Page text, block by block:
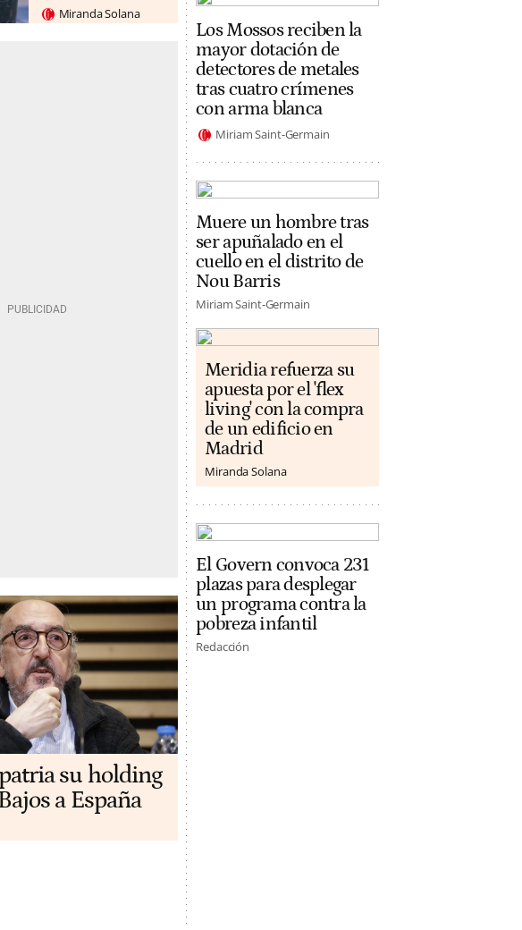
Miranda Solana
su holding
a España
Los Mossos reciben la
mayor dotación de
detectores de metales
tras cuatro crímenes
con arma blanca
Miriam Saint-Germain
Muere un hombre tras
ser apuñalado en el
cuello en el distrito de
Nou Barris
Miriam Saint-Germain
Meridia refuerza su
apuesta por el 'flex
living' con la compra
de un edificio en
Madrid
Miranda Solana
El Govern convoca 231
plazas para desplegar
un programa contra la
pobreza infantil
Redacción